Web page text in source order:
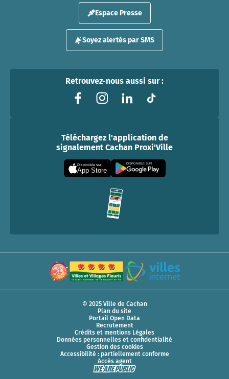
FR
Espace Presse
Soyez alertés par SMS
Retrouvez-nous aussi sur :
Téléchargez l'application de
signalement Cachan Proxi'Ville
Disponible sur
App Store
DISPONIBLE SUR
© 2025 Ville de Cachan
Plan du site
Portail Open Data
Recrutement
Crédits et mentions Légales
Données personnelles et confidentialité
Gestion des cookies
Accessibilité : partiellement conforme
Accès agent